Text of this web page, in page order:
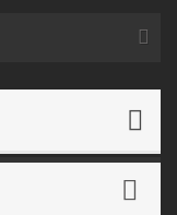
Pauses Jeu